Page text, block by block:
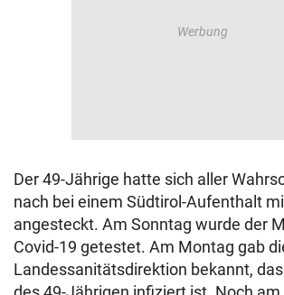
Der 49-Jährige hatte sich aller
nach bei einem Südtirol-Aufenthalt
angesteckt. Am Sonntag wurde der
Covid-19 getestet. Am Montag gab
Landessanitätsdirektion bekannt,